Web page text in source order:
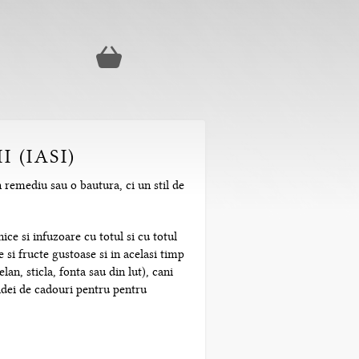
(IASI)
sau o bautura, ci un stil de
si infuzoare cu totul si cu totul
fructe gustoase si in acelasi timp
sticla, fonta sau din lut), cani
de cadouri pentru pentru